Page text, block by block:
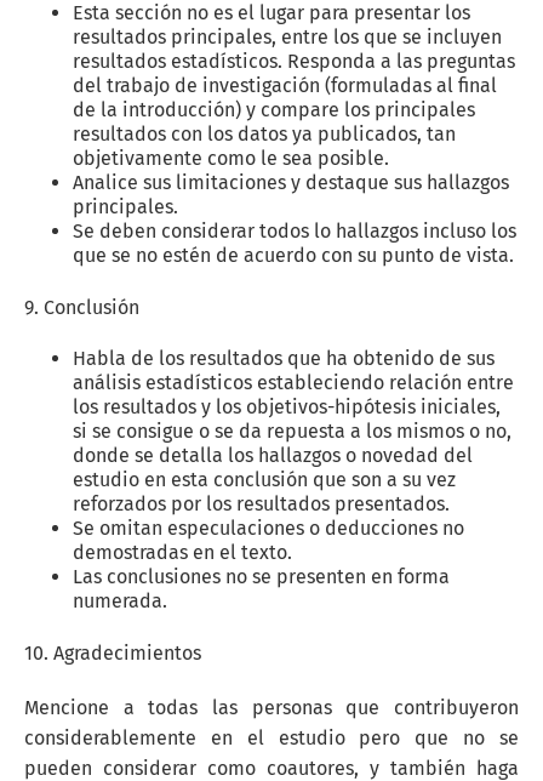
Esta sección no es el lugar para presentar los
resultados principales, entre los que se incluyen
resultados estadísticos. Responda a las preguntas
del trabajo de investigación (formuladas al final
de la introducción) y compare los principales
resultados con los datos ya publicados, tan
objetivamente como le sea posible.
Analice sus limitaciones y destaque sus hallazgos
principales.
Se deben considerar todos lo hallazgos incluso los
que se no estén de acuerdo con su punto de vista.
9. Conclusión
Habla de los resultados que ha obtenido de sus
análisis estadísticos estableciendo relación entre
los resultados y los objetivos-hipótesis iniciales,
si se consigue o se da repuesta a los mismos o no,
donde se detalla los hallazgos o novedad del
estudio en esta conclusión que son a su vez
reforzados por los resultados presentados.
Se omitan especulaciones o deducciones no
demostradas en el texto.
Las conclusiones no se presenten en forma
numerada.
10. Agradecimientos
Mencione a todas las personas que contribuyeron
considerablemente en el estudio pero que no se
pueden considerar como coautores, y también haga